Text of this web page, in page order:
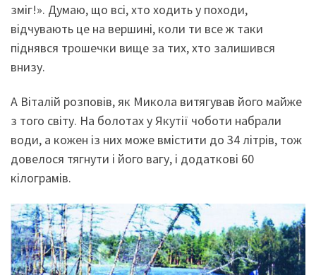
зміг!». Думаю, що всі, хто ходить у походи,
відчувають це на вершині, коли ти все ж таки
піднявся трошечки вище за тих, хто залишився
внизу.
А Віталій розповів, як Микола витягував його майже
з того світу. На болотах у Якутії чоботи набрали
води, а кожен із них може вмістити до 34 літрів, тож
довелося тягнути і його вагу, і додаткові 60
кілограмів.